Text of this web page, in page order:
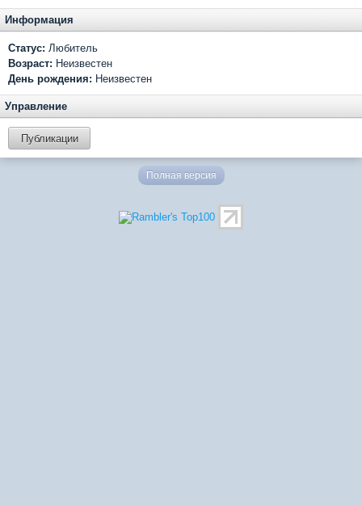
Информация
Статус: Любитель
Возраст: Неизвестен
День рождения: Неизвестен
Управление
Публикации
Полная версия